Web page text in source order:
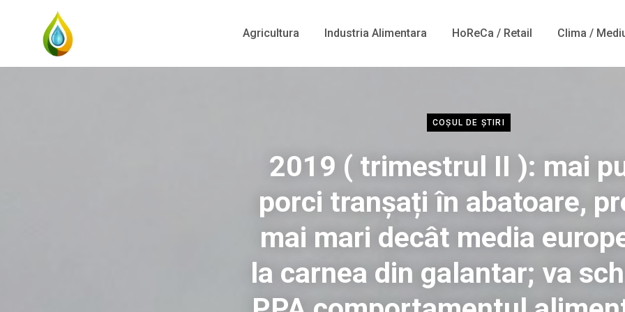
Agricultura Industria Alimentara HoReCa / Retail Clima /
COȘUL DE ȘTIRI
2019 ( trimestrul II ): mai
porci tranșați în abatoare,
mai mari decât media
la carnea din galantar; va